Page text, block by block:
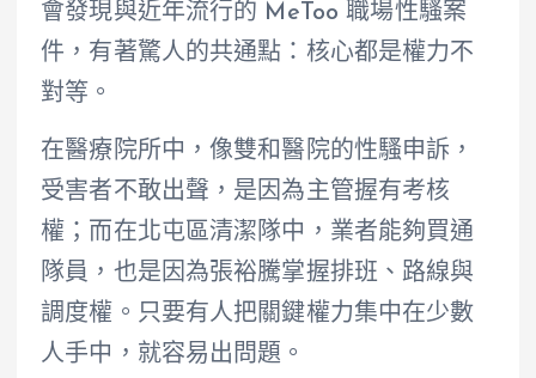
會發現與近年流行的 MeToo 職場性騷案
件，有著驚人的共通點：核心都是權力不
對等。
在醫療院所中，像雙和醫院的性騷申訴，
受害者不敢出聲，是因為主管握有考核
權；而在北屯區清潔隊中，業者能夠買通
隊員，也是因為張裕騰掌握排班、路線與
調度權。只要有人把關鍵權力集中在少數
人手中，就容易出問題。